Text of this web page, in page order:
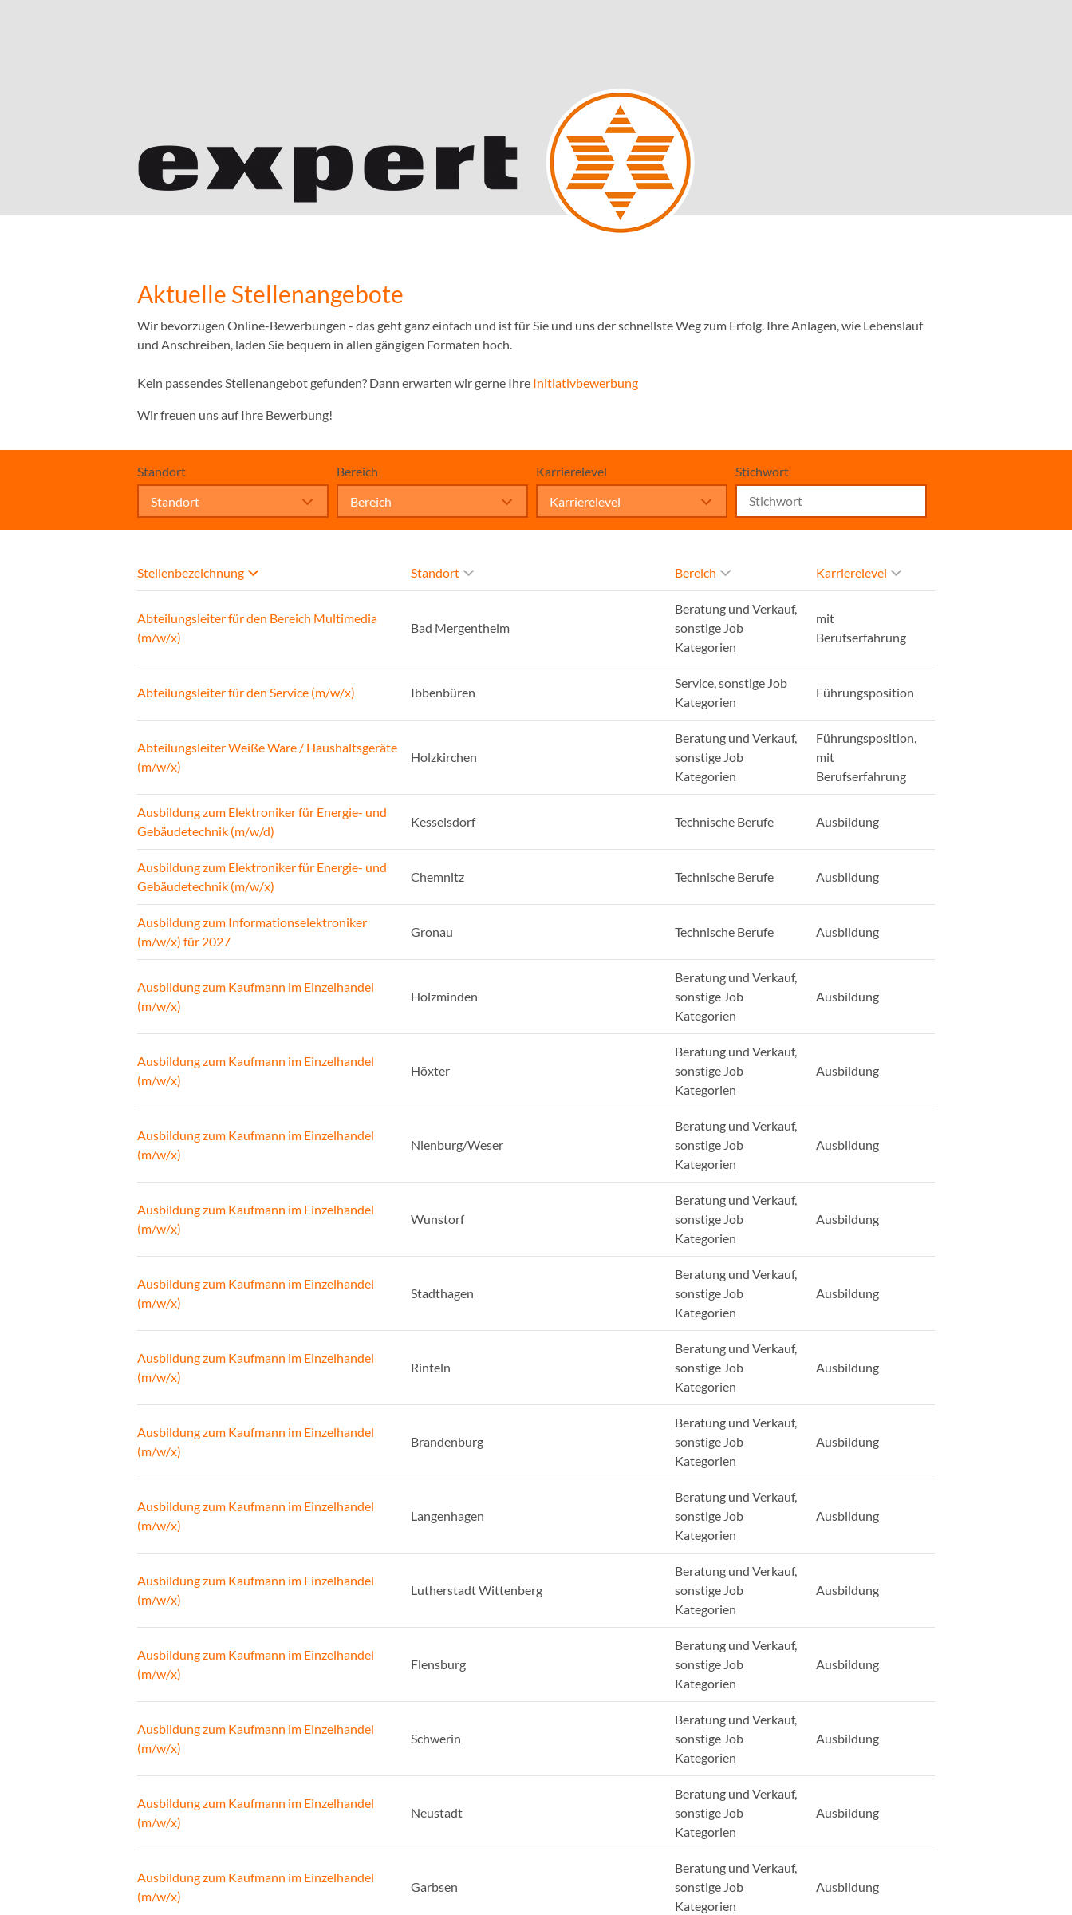
Aktuelle Stellenangebote
Wir bevorzugen Online-Bewerbungen - das geht ganz einfach und ist für Sie und uns der schnellste Weg zum Erfolg. Ihre Anlagen, wie Lebenslauf
und Anschreiben, laden Sie bequem in allen gängigen Formaten hoch.
Kein passendes Stellenangebot gefunden? Dann erwarten wir gerne Ihre Initiativbewerbung
Wir freuen uns auf Ihre Bewerbung!
Standort
Standort
Bereich
Bereich
Karrierelevel
Karrierelevel
Stichwort
Stellenbezeichnung Standort Bereich Karrierelevel
Abteilungsleiter für den Bereich Multimedia
(m/w/x)
Bad Mergentheim
Beratung und Verkauf,
sonstige Job
Kategorien
mit
Berufserfahrung
Abteilungsleiter für den Service (m/w/x) Ibbenbüren
Service, sonstige Job
Kategorien
Führungsposition
Abteilungsleiter Weiße Ware / Haushaltsgeräte
(m/w/x)
Holzkirchen
Beratung und Verkauf,
sonstige Job
Kategorien
Führungsposition,
mit
Berufserfahrung
Ausbildung zum Elektroniker für Energie- und
Gebäudetechnik (m/w/d)
Kesselsdorf Technische Berufe Ausbildung
Ausbildung zum Elektroniker für Energie- und
Gebäudetechnik (m/w/x)
Chemnitz Technische Berufe Ausbildung
Ausbildung zum Informationselektroniker
(m/w/x) für 2027
Gronau Technische Berufe Ausbildung
Ausbildung zum Kaufmann im Einzelhandel
(m/w/x)
Holzminden
Beratung und Verkauf,
sonstige Job
Kategorien
Ausbildung
Ausbildung zum Kaufmann im Einzelhandel
(m/w/x)
Höxter
Beratung und Verkauf,
sonstige Job
Kategorien
Ausbildung
Ausbildung zum Kaufmann im Einzelhandel
(m/w/x)
Nienburg/Weser
Beratung und Verkauf,
sonstige Job
Kategorien
Ausbildung
Ausbildung zum Kaufmann im Einzelhandel
(m/w/x)
Wunstorf
Beratung und Verkauf,
sonstige Job
Kategorien
Ausbildung
Ausbildung zum Kaufmann im Einzelhandel
(m/w/x)
Stadthagen
Beratung und Verkauf,
sonstige Job
Kategorien
Ausbildung
Ausbildung zum Kaufmann im Einzelhandel
(m/w/x)
Rinteln
Beratung und Verkauf,
sonstige Job
Kategorien
Ausbildung
Ausbildung zum Kaufmann im Einzelhandel
(m/w/x)
Brandenburg
Beratung und Verkauf,
sonstige Job
Kategorien
Ausbildung
Ausbildung zum Kaufmann im Einzelhandel
(m/w/x)
Langenhagen
Beratung und Verkauf,
sonstige Job
Kategorien
Ausbildung
Ausbildung zum Kaufmann im Einzelhandel
(m/w/x)
Lutherstadt Wittenberg
Beratung und Verkauf,
sonstige Job
Kategorien
Ausbildung
Ausbildung zum Kaufmann im Einzelhandel
(m/w/x)
Flensburg
Beratung und Verkauf,
sonstige Job
Kategorien
Ausbildung
Ausbildung zum Kaufmann im Einzelhandel
(m/w/x)
Schwerin
Beratung und Verkauf,
sonstige Job
Kategorien
Ausbildung
Ausbildung zum Kaufmann im Einzelhandel
(m/w/x)
Neustadt
Beratung und Verkauf,
sonstige Job
Kategorien
Ausbildung
Ausbildung zum Kaufmann im Einzelhandel
(m/w/x)
Garbsen
Beratung und Verkauf,
sonstige Job
Kategorien
Ausbildung